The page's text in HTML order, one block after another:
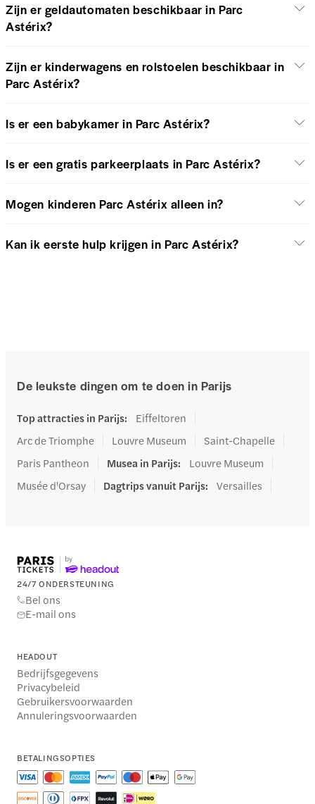
Zijn er geldautomaten beschikbaar in Parc
Astérix?
Zijn er kinderwagens en rolstoelen beschikbaar in
Parc Astérix?
Is er een babykamer in Parc Astérix?
Is er een gratis parkeerplaats in Parc Astérix?
Mogen kinderen Parc Astérix alleen in?
Kan ik eerste hulp krijgen in Parc Astérix?
De leukste dingen om te doen in Parijs
Top attracties in Parijs:
Eiffeltoren
Arc de Triomphe
Louvre Museum
Saint-Chapelle
Paris Pantheon
Musea in Parijs:
Louvre Museum
Musée d'Orsay
Dagtrips vanuit Parijs: Versailles
24/7 ONDERSTEUNING
Bel ons
E-mail ons
HEADOUT
Bedrijfsgegevens
Privacybeleid
Gebruikersvoorwaarden
Annuleringsvoorwaarden
BETALINGSOPTIES